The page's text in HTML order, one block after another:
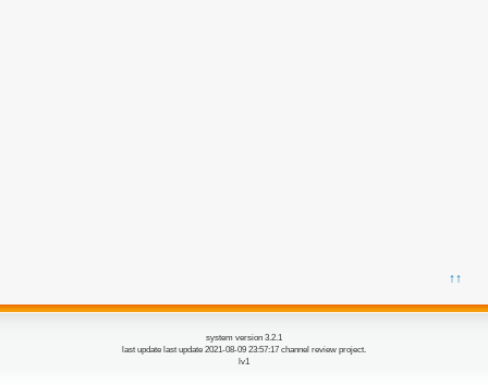
↑↑
system version 3.2.1
last update last update 2021-08-09 23:57:17 channel review project.
lv1